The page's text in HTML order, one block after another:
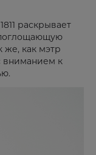
раскрывает
же, как мэтр
вниманием к